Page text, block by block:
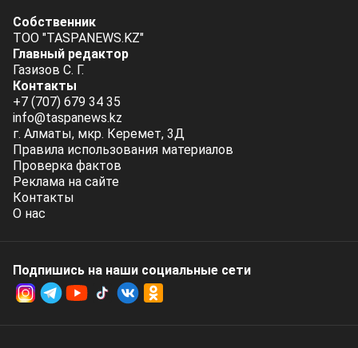
Собственник
ТОО "TASPANEWS.KZ"
Главный редактор
Газизов С. Г.
Контакты
+7 (707) 679 34 35
info@taspanews.kz
г. Алматы, мкр. Керемет, 3Д
Правила использования материалов
Проверка фактов
Реклама на сайте
Контакты
О нас
Подпишись на наши социальные cети